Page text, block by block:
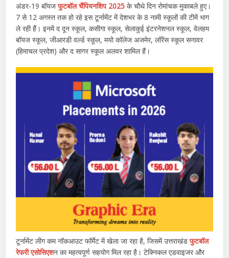
अंडर-19 बॉयजफुटबॉल चैंपियनशिप 2025के चौथे दिन रोमांचक मुकाबले हुए।
7 से 12 अगस्त तक हो रहे इस टूर्नामेंट में देशभर के 8 नामी स्कूलों की टीमें भाग
ले रही हैं। इनमें द दून स्कूल, कसीगा स्कूल, सेलाकुई इंटरनेशनल स्कूल, वेलहम
बॉयज स्कूल, जीआरडी वर्ल्ड स्कूल, मयो कॉलेज अजमेर, लॉरेंस स्कूल सनावर
(हिमाचल प्रदेश) और द सागर स्कूल अलवर शामिल हैं।
टूर्नामेंट लीग कम नॉकआउट फॉर्मेट में खेला जा रहा है, जिसमें उत्तराखंडफुटबॉल
रेफरी एसोसिएशन का महत्वपूर्ण सहयोग मिल रहा है। टेक्निकल एडवाइजर और